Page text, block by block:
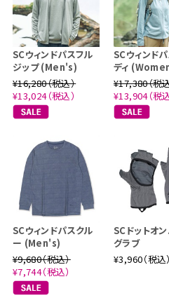
SCウィンドパスフル
ジップ (Men's)
¥16,280（税込）
¥13,024（税込）
SCウィンド
ディ
¥17,380（税
¥13,904（税込
SCウィンドパスクル
ー (Men's)
¥9,680（税込）
¥7,744（税込）
SCドットオ
グラブ
¥3,960（税込）